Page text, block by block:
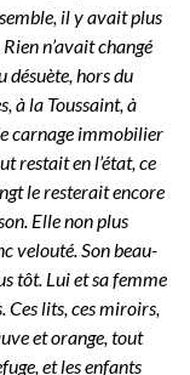
il y avait plus
n’avait changé
hors du
à la Toussaint, à
carnage immobilier
restait en l’état, ce
le resterait encore
Elle non plus
velouté. Son beau-
tôt. Lui et sa femme
lits, ces miroirs,
et orange, tout
et les enfants